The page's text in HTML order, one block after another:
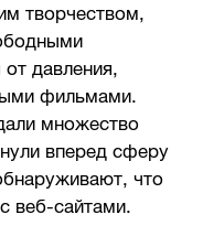
творчеством,
давления,
фильмами.
множество
вперед сферу
что
веб-сайтами.